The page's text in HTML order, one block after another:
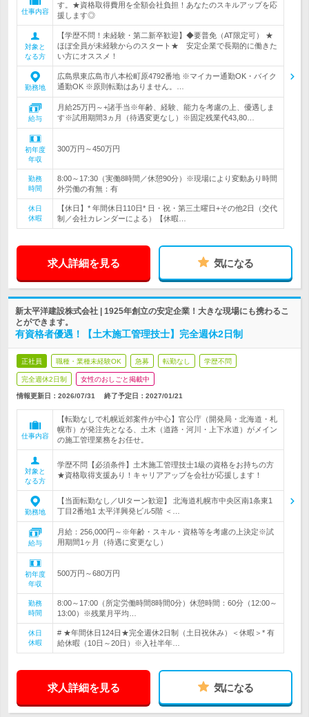
仕事内容
す。★資格取得費用を全額会社負担！あなたのスキルアップを応
援します◎
対象と
なる方
【学歴不問！未経験・第二新卒歓迎】◆要普免（AT限定可） ★
ほぼ全員が未経験からのスタート★ 安定企業で長期的に働きた
い方にオススメ！
勤務地
広島県東広島市八本松町原4792番地 ※マイカー通勤OK・バイク
通勤OK ※原則転勤はありません。…
給与
月給25万円～+諸手当※年齢、経験、能力を考慮の上、優遇しま
す※試用期間3ヵ月（待遇変更なし）※固定残業代43,80…
初年度
年収
300万円～450万円
勤務
時間
8:00～17:30（実働8時間／休憩90分）※現場により変動あり時間
外労働の有無：有
休日
休暇
【休日】* 年間休日110日* 日・祝・第三土曜日+その他2日（交代
制／会社カレンダーによる）【休暇…
求人詳細を見る 気になる
新太平洋建設株式会社 | 1925年創立の安定企業！大きな現場にも携わるこ
とができます。
有資格者優遇！【土木施工管理技士】完全週休2日制
正社員 職種・業種未経験OK 急募 転勤なし 学歴不問
完全週休2日制 女性のおしごと掲載中
情報更新日：2026/07/31 終了予定日： 2027/01/21
仕事内容
【転勤なしで札幌近郊案件が中心】官公庁（開発局・北海道・札
幌市）が発注先となる、土木（道路・河川・上下水道）がメイン
の施工管理業務をお任せ。
対象と
なる方
学歴不問【必須条件】土木施工管理技士1級の資格をお持ちの方
★資格取得支援あり！キャリアアップを会社が応援します！
勤務地
【当面転勤なし／UIターン歓迎】 北海道札幌市中央区南1条東1
丁目2番地1 太平洋興発ビル5階 ＜…
給与
月給：256,000円～※年齢・スキル・資格等を考慮の上決定※試
用期間1ヶ月（待遇に変更なし）
初年度
年収
500万円～680万円
勤務
時間
8:00～17:00（所定労働時間8時間0分）休憩時間：60分（12:00～
13:00）※残業月平均…
休日
休暇
# ★年間休日124日★完全週休2日制（土日祝休み）＜休暇＞* 有
給休暇（10日～20日）※入社半年…
求人詳細を見る 気になる